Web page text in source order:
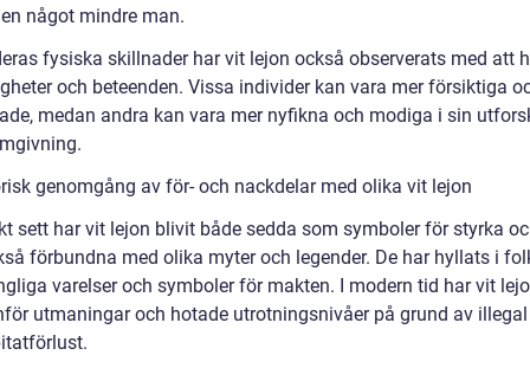
något mindre man.
fysiska skillnader har vit lejon också observerats med att
och beteenden. Vissa individer kan vara mer försiktiga
medan andra kan vara mer nyfikna och modiga i sin
genomgång av för- och nackdelar med olika vit lejon
sett har vit lejon blivit både sedda som symboler för styrka
förbundna med olika myter och legender. De har hyllats i
varelser och symboler för makten. I modern tid har vit
utmaningar och hotade utrotningsnivåer på grund av